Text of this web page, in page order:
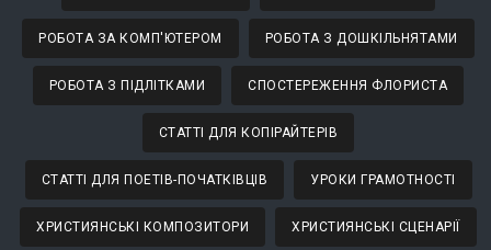
РОБОТА ЗА КОМП'ЮТЕРОМ РОБОТА З ДОШКІЛЬНЯТАМИ
РОБОТА З ПІДЛІТКАМИ СПОСТЕРЕЖЕННЯ ФЛОРИСТА
СТАТТІ ДЛЯ КОПІРАЙТЕРІВ
СТАТТІ ДЛЯ ПОЕТІВ-ПОЧАТКІВЦІВ УРОКИ ГРАМОТНОСТІ
ХРИСТИЯНСЬКІ КОМПОЗИТОРИ ХРИСТИЯНСЬКІ СЦЕНАРІЇ